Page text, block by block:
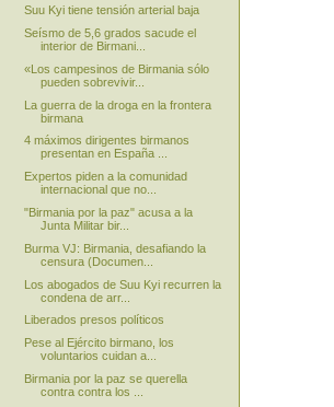
Suu Kyi tiene tensión arterial baja
Seísmo de 5,6 grados sacude el
interior de Birmani...
«Los campesinos de Birmania sólo
pueden sobrevivir...
La guerra de la droga en la frontera
birmana
4 máximos dirigentes birmanos
presentan en España ...
Expertos piden a la comunidad
internacional que no...
"Birmania por la paz" acusa a la
Junta Militar bir...
Burma VJ: Birmania, desafiando la
censura (Documen...
Los abogados de Suu Kyi recurren la
condena de arr...
Liberados presos políticos
Pese al Ejército birmano, los
voluntarios cuidan a...
Birmania por la paz se querella
contra contra los ...